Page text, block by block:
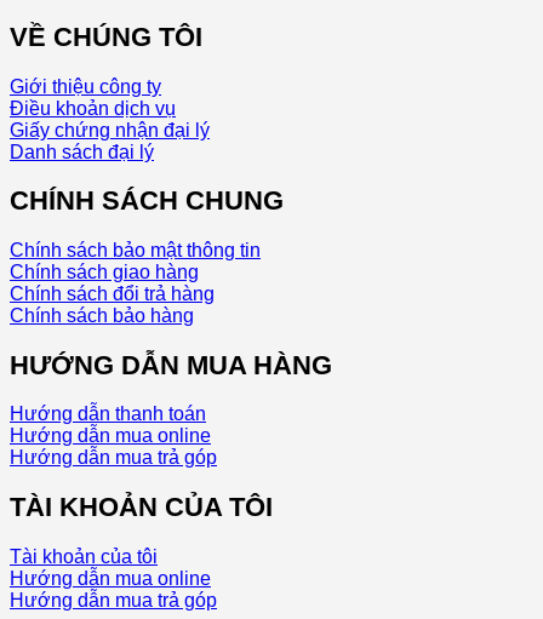
VỀ CHÚNG TÔI
Giới thiệu công ty
Điều khoản dịch vụ
Giấy chứng nhận đại lý
Danh sách đại lý
CHÍNH SÁCH CHUNG
Chính sách bảo mật thông tin
Chính sách giao hàng
Chính sách đổi trả hàng
Chính sách bảo hàng
HƯỚNG DẪN MUA HÀNG
Hướng dẫn thanh toán
Hướng dẫn mua online
Hướng dẫn mua trả góp
TÀI KHOẢN CỦA TÔI
Tài khoản của tôi
Hướng dẫn mua online
Hướng dẫn mua trả góp